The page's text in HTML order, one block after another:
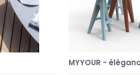
MYYOUR -